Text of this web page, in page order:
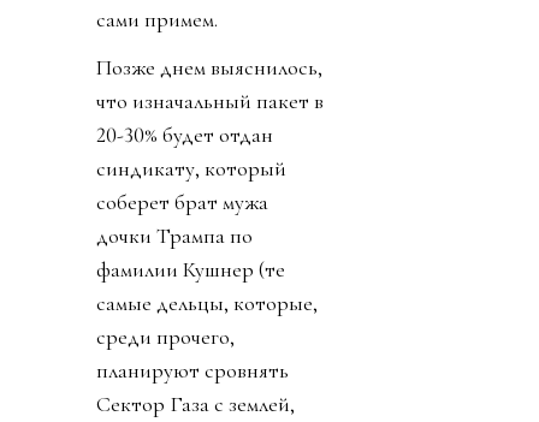
сами примем.
Позже днем выяснилось,
что изначальный пакет в
20-30% будет отдан
синдикату, который
соберет брат мужа
дочки Трампа по
фамилии Кушнер (те
самые дельцы, которые,
среди прочего,
планируют сровнять
Сектор Газа с землей,